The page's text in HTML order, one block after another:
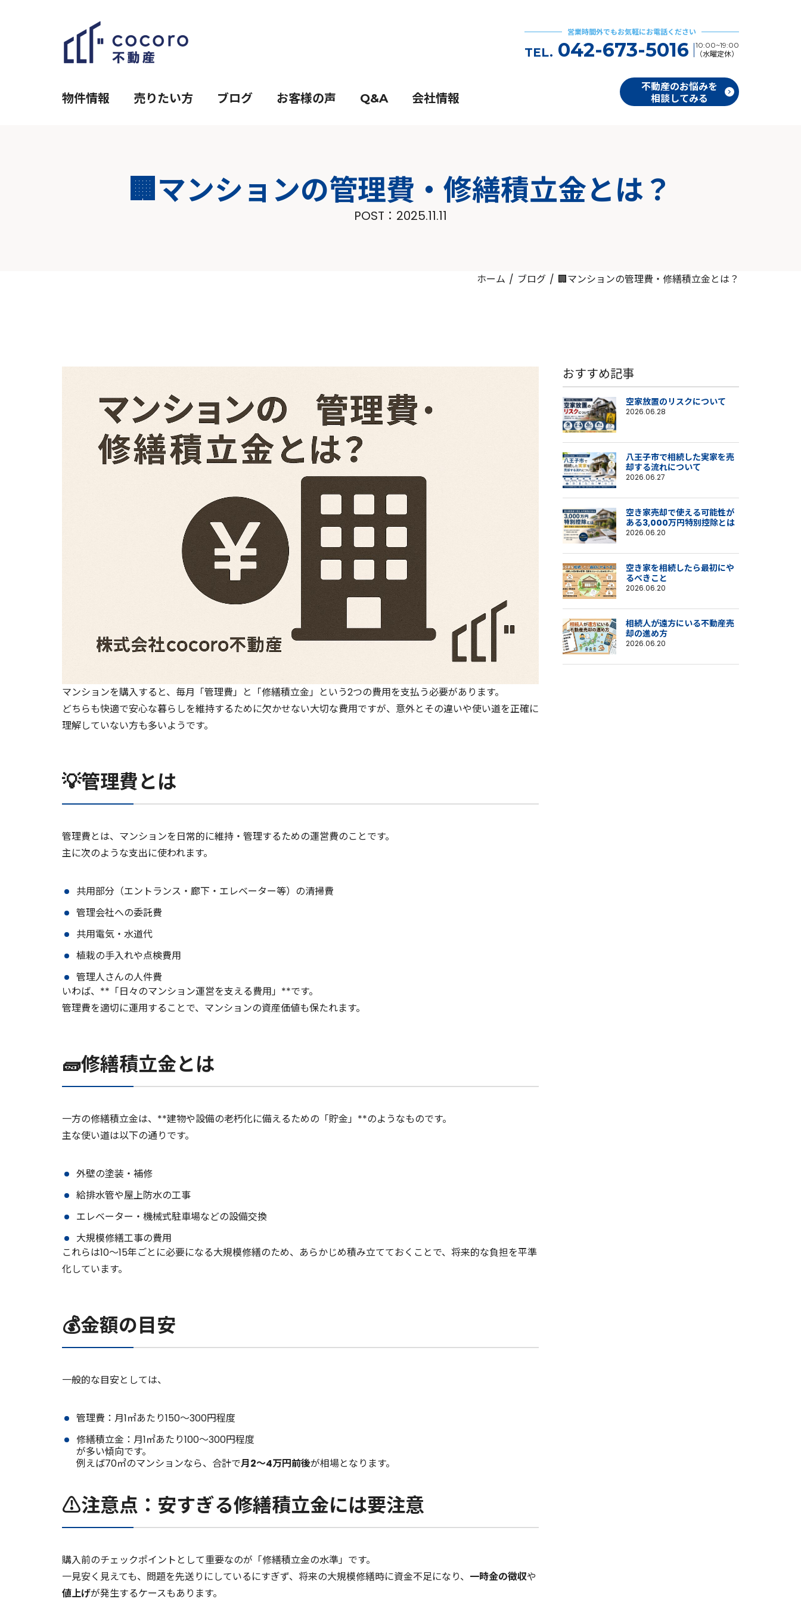
営業時間外でもお気軽にお電話ください
TEL. 042-673-5016
10:00~19:00
（水曜定休）
物件情報 売りたい方 ブログ お客様の声 Q&A 会社情報
不動産のお悩みを
相談してみる
🏢マンションの管理費・修繕積立金とは？
POST： 2025.11.11
ホーム ブログ 🏢マンションの管理費・修繕積立金とは？
マンションを購入すると、毎月「管理費」と「修繕積立金」という2つの費用を支払う必要があります。
どちらも快適で安心な暮らしを維持するために欠かせない大切な費用ですが、意外とその違いや使い道を正確に
理解していない方も多いようです。
💡管理費とは
管理費とは、マンションを日常的に維持・管理するための運営費のことです。
主に次のような支出に使われます。
共用部分（エントランス・廊下・エレベーター等）の清掃費
管理会社への委託費
共用電気・水道代
植栽の手入れや点検費用
管理人さんの人件費
いわば、**「日々のマンション運営を支える費用」**です。
管理費を適切に運用することで、マンションの資産価値も保たれます。
🧱修繕積立金とは
一方の修繕積立金は、**建物や設備の老朽化に備えるための「貯金」**のようなものです。
主な使い道は以下の通りです。
外壁の塗装・補修
給排水管や屋上防水の工事
エレベーター・機械式駐車場などの設備交換
大規模修繕工事の費用
これらは10〜15年ごとに必要になる大規模修繕のため、あらかじめ積み立てておくことで、将来的な負担を平準
化しています。
💰金額の目安
一般的な目安としては、
管理費：月1㎡あたり150〜300円程度
修繕積立金：月1㎡あたり100〜300円程度
が多い傾向です。
例えば70㎡のマンションなら、合計で月2〜4万円前後が相場となります。
⚠️注意点：安すぎる修繕積立金には要注意
購入前のチェックポイントとして重要なのが「修繕積立金の水準」です。
一見安く見えても、問題を先送りにしているにすぎず、将来の大規模修繕時に資金不足になり、 一時金の徴収や
値上げが発生するケースもあります。
おすすめ記事
空家放置のリスクについて
2026.06.28
八王子市で相続した実家を売
却する流れについて
2026.06.27
空き家売却で使える可能性が
ある3,000万円特別控除とは
2026.06.20
空き家を相続したら最初にや
るべきこと
2026.06.20
相続人が遠方にいる不動産売
却の進め方
2026.06.20